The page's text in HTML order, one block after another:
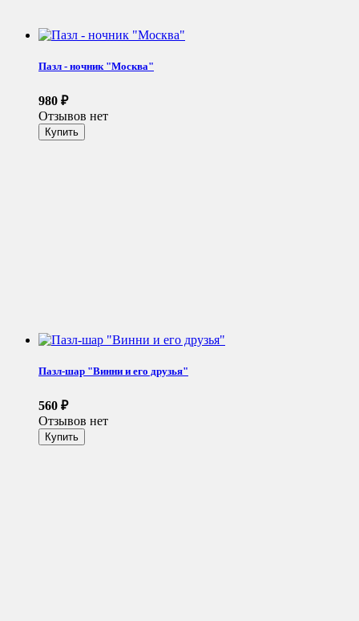
Пазл - ночник "Москва"
980 ₽
Отзывов нет
Пазл-шар "Винни и его друзья"
560 ₽
Отзывов нет